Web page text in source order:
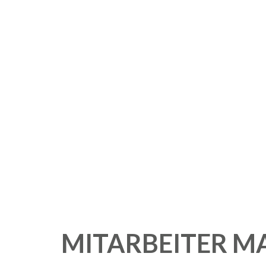
MITARBEITER